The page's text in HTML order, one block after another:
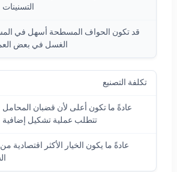
التسنينات
قد تكون الحواف المسطحة أسهل في
الغسل في بعض
تكلفة التصنيع
عادةً ما تكون أعلى لأن قضبان المحامل
تتطلب عملية تشكيل إضافية
عادةً ما يكون الخيار الأكثر اقتصادية